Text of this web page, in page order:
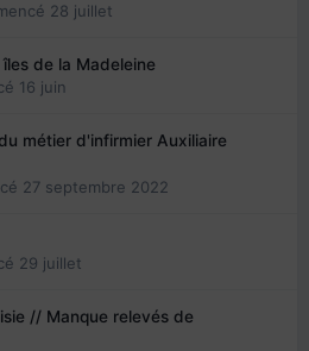
28 juillet
de la Madeleine
16 juin
métier d'infirmier Auxiliaire
27 septembre 2022
29 juillet
// Manque relevés de